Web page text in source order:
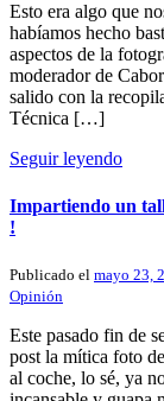
Esto era algo que
habíamos hecho
aspectos de la
moderador de
salido con la
Técnica […]
Seguir leyendo
Impartiendo un
!
Publicado el mayo 23,
Opinión
Este pasado fin de
post la mítica foto
al coche, lo sé, ya